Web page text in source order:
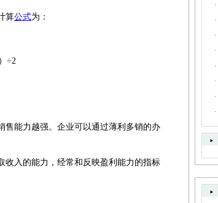
算公式为：
÷2
售能力越强。企业可以通过薄利多销的办
收入的能力，经常和反映盈利能力的指标
·
·
·
·
·
·
·
·